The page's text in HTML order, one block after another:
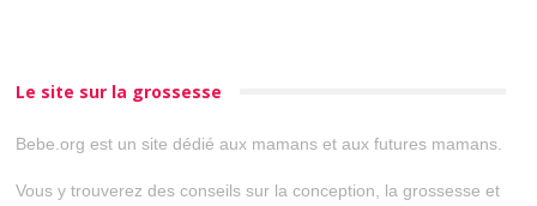
Le site sur la grossesse
Bebe.org est un site dédié aux mamans et aux futures mamans.
Vous y trouverez des conseils sur la conception, la grossesse et